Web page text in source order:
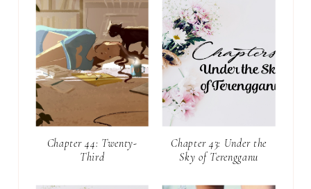
Chapter 44: Twenty-
Third
Chapter 43: Under the
Sky of Terengganu